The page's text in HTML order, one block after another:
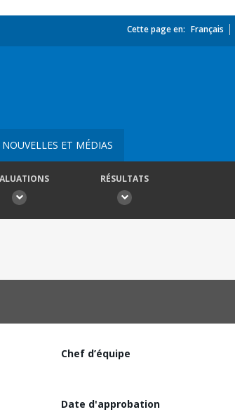
Cette page en: Français
NOUVELLES ET MÉDIAS
RÉSULTATS
Chef d’équipe
Date d'approbation